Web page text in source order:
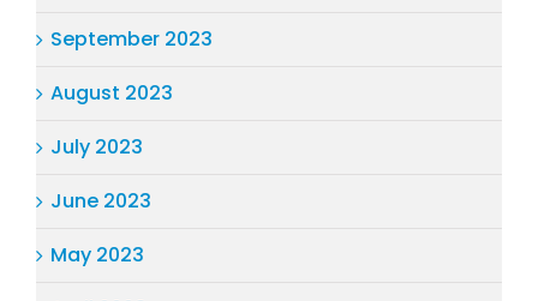
September 2023
August 2023
July 2023
June 2023
May 2023